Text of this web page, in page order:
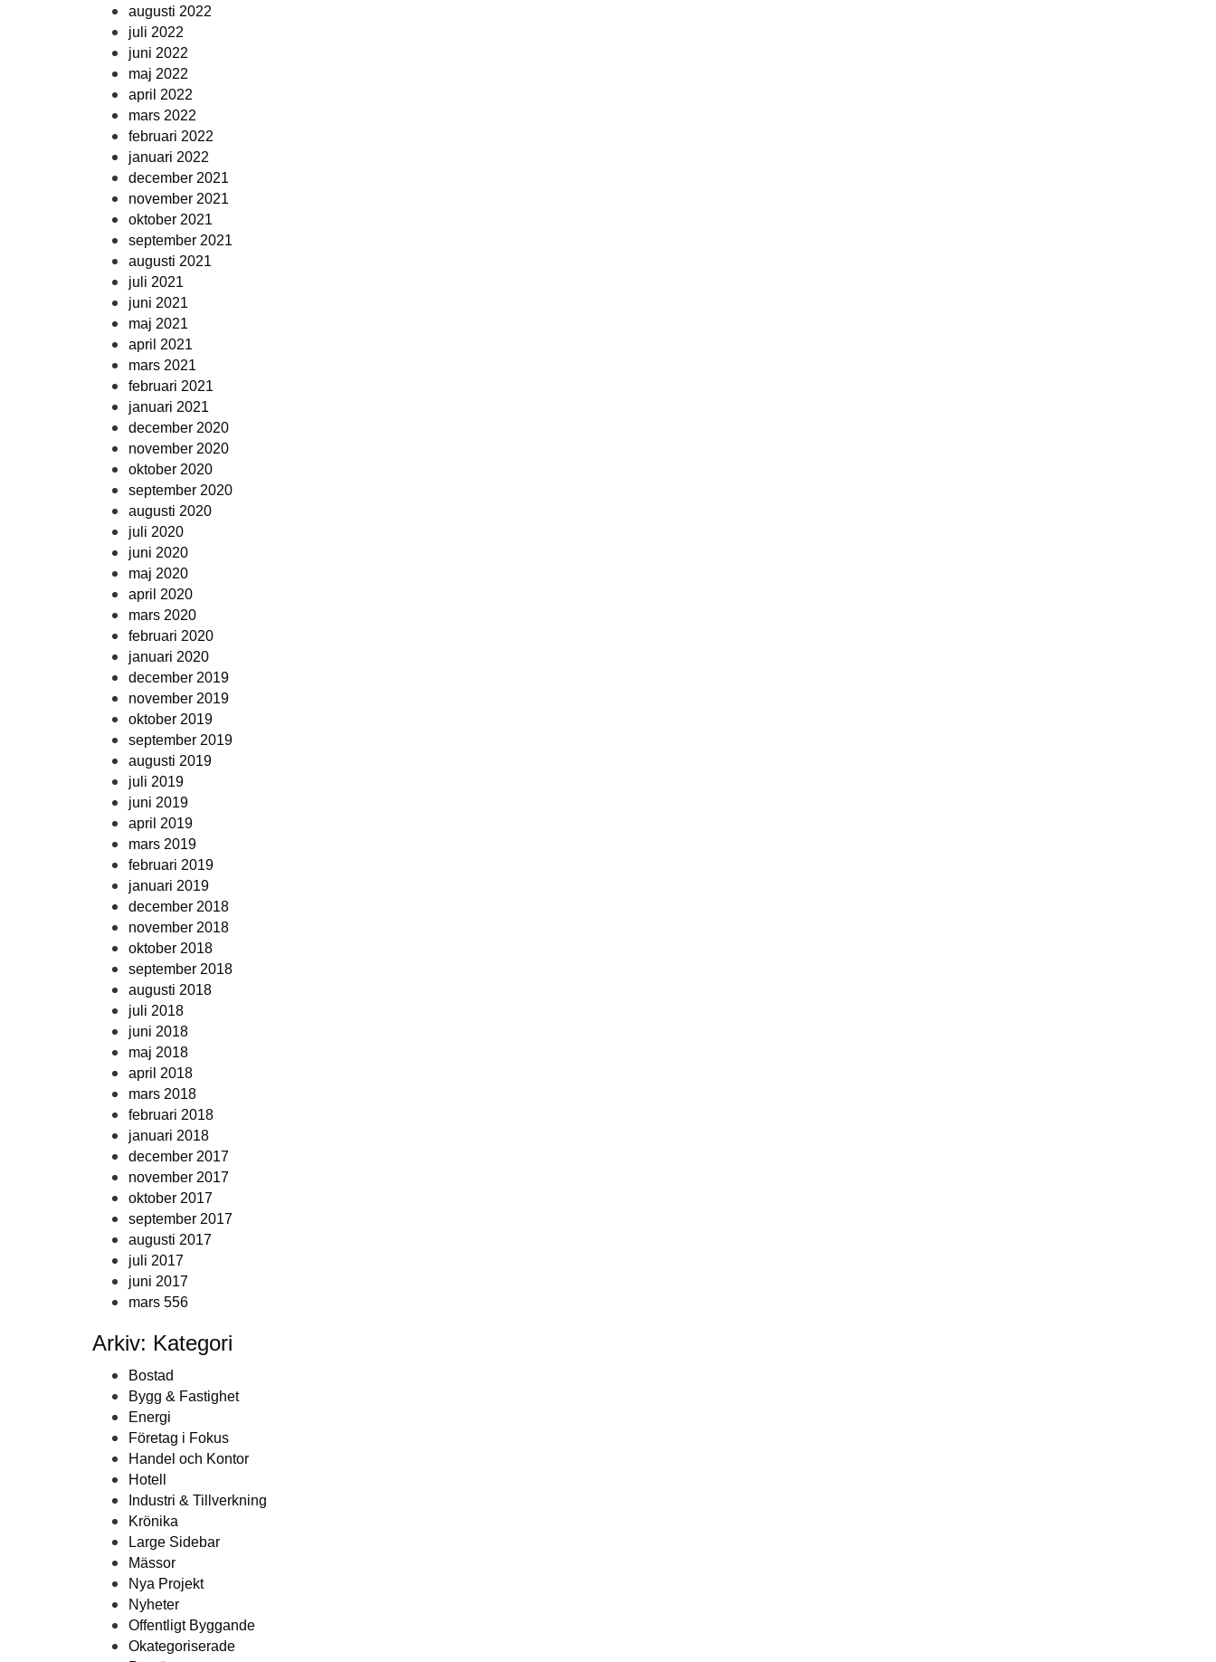
augusti 2022
juli 2022
juni 2022
maj 2022
april 2022
mars 2022
februari 2022
januari 2022
december 2021
november 2021
oktober 2021
september 2021
augusti 2021
juli 2021
juni 2021
maj 2021
april 2021
mars 2021
februari 2021
januari 2021
december 2020
november 2020
oktober 2020
september 2020
augusti 2020
juli 2020
juni 2020
maj 2020
april 2020
mars 2020
februari 2020
januari 2020
december 2019
november 2019
oktober 2019
september 2019
augusti 2019
juli 2019
juni 2019
april 2019
mars 2019
februari 2019
januari 2019
december 2018
november 2018
oktober 2018
september 2018
augusti 2018
juli 2018
juni 2018
maj 2018
april 2018
mars 2018
februari 2018
januari 2018
december 2017
november 2017
oktober 2017
september 2017
augusti 2017
juli 2017
juni 2017
mars 556
Arkiv: Kategori
Bostad
Bygg & Fastighet
Energi
Företag i Fokus
Handel och Kontor
Hotell
Industri & Tillverkning
Krönika
Large Sidebar
Mässor
Nya Projekt
Nyheter
Offentligt Byggande
Okategoriserade